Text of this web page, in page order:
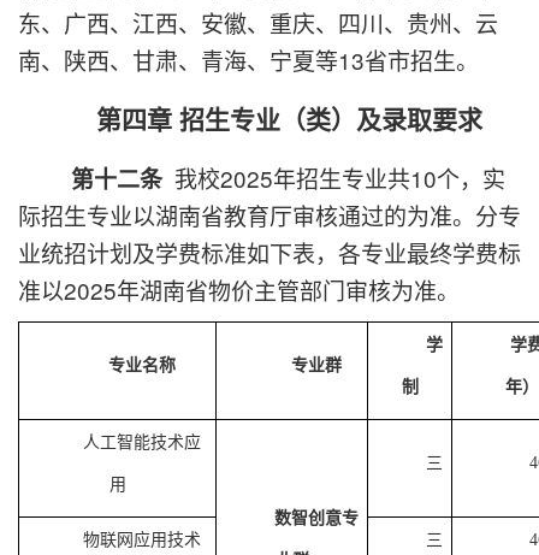
东、广西、江西、安徽、重庆、四川、贵州、云
南、陕西、甘肃、青海、宁夏等13省市招生。
第四章 招生专业（类）及录取要求
第十二条我校2025年招生专业共10个，实
际招生专业以湖南省教育厅审核通过的为准。分专
业统招计划及学费标准如下表，各专业最终学费标
准以2025年湖南省物价主管部门审核为准。
专业名称 专业群
学
制
学
年）
人工智能技术应
用
数智创意专
三
物联网应用技术 三